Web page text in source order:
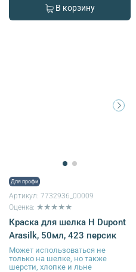
В корзину
Для профи
Артикул: 7732936_00009
Оценка: ★★★★★
Краска для шелка H Dupont
Arasilk, 50мл, 423 персик
Может использоваться не
только на шелке, но также
шерсти, хлопке и льне